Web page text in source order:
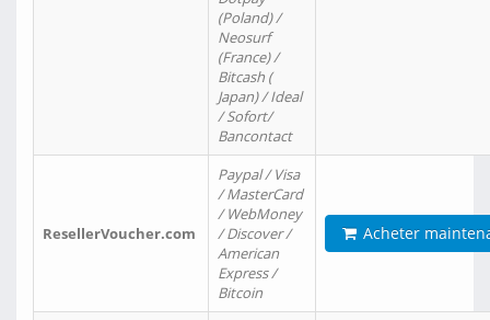
(Poland) /
Neosurf
(France) /
Bitcash (
Japan) / Ideal
/ Sofort/
Bancontact
ResellerVoucher.com
Paypal / Visa
/ MasterCard
/ WebMoney
/ Discover /
American
Express /
Bitcoin
Acheter